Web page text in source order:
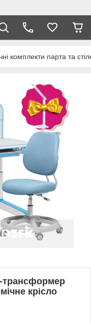
комплекти парта та
трансформер
крісло